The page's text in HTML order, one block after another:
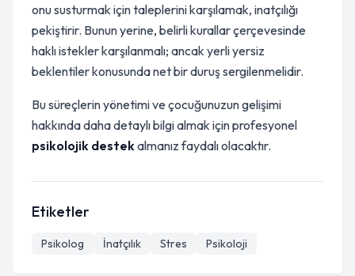
onu susturmak için taleplerini karşılamak, inatçılığı
pekiştirir. Bunun yerine, belirli kurallar çerçevesinde
haklı istekler karşılanmalı; ancak yerli yersiz
beklentiler konusunda net bir duruş sergilenmelidir.
Bu süreçlerin yönetimi ve çocuğunuzun gelişimi
hakkında daha detaylı bilgi almak için profesyonel
psikolojik destekalmanız faydalı olacaktır.
Etiketler
Psikolog İnatçılık Stres Psikoloji